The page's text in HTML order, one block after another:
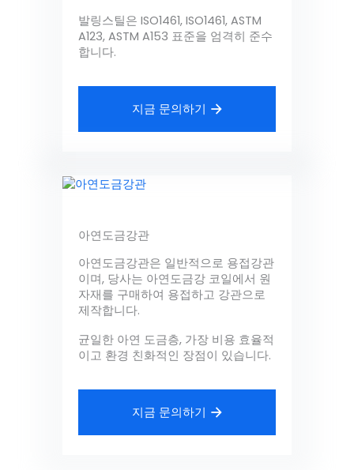
발링스틸은 ISO1461, ISO1461, ASTM
A123, ASTM A153 표준을 엄격히 준수
합니다.
지금 문의하기
아연도금강관
아연도금강관은 일반적으로 용접강관
이며, 당사는 아연도금강 코일에서 원
자재를 구매하여 용접하고 강관으로
제작합니다.
균일한 아연 도금층, 가장 비용 효율적
이고 환경 친화적인 장점이 있습니다.
지금 문의하기